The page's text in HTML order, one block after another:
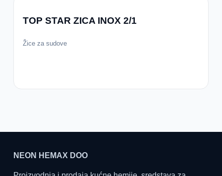
TOP STAR ZICA INOX 2/1
Žice za sudove
NEON HEMAX DOO